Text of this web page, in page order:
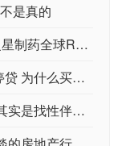
是真的
潜力mRNA疫苗能转化人类基因吗？复星制药全球R&D总裁:非常安全
深圳房贷调查:很多银行都说房贷没有停贷 为什么买家觉得贷款放缓了？
Boss直接招隐性色情招聘:叫招聘助理其实是找性伴侣 记者卧底被袭胸部